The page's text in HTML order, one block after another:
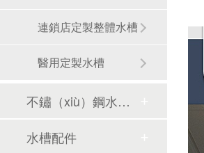
連鎖店定製整體水槽
醫用定製水槽
不鏽（xiù）鋼水龍頭
水槽配件